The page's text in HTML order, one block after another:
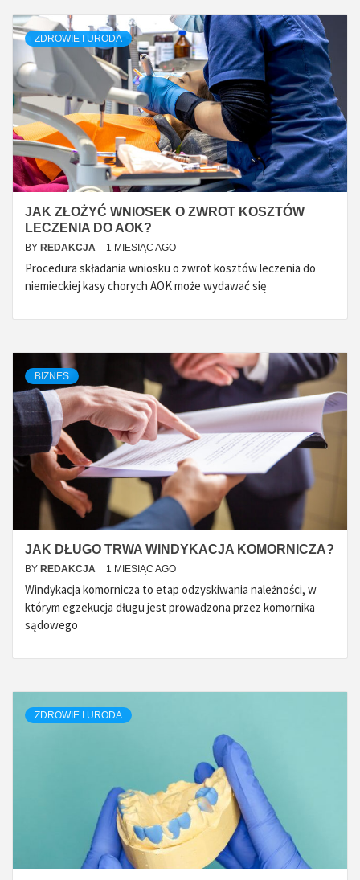
ZDROWIE I URODA
JAK ZŁOŻYĆ WNIOSEK O ZWROT KOSZTÓW
LECZENIA DO AOK?
BY REDAKCJA 1 MIESIĄC AGO
Procedura składania wniosku o zwrot kosztów leczenia do
niemieckiej kasy chorych AOK może wydawać się
BIZNES
JAK DŁUGO TRWA WINDYKACJA KOMORNICZA?
BY REDAKCJA 1 MIESIĄC AGO
Windykacja komornicza to etap odzyskiwania należności, w
którym egzekucja długu jest prowadzona przez komornika
sądowego
ZDROWIE I URODA